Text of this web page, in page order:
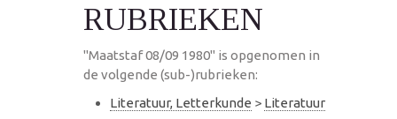
RUBRIEKEN
"Maatstaf 08/09 1980" is opgenomen in
de volgende (sub-)rubrieken:
Literatuur, Letterkunde > Literatuur